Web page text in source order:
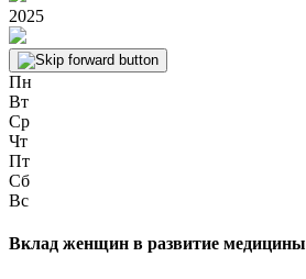
2025
Пн
Вт
Ср
Чт
Пт
Сб
Вс
Вклад женщин в развитие медицины